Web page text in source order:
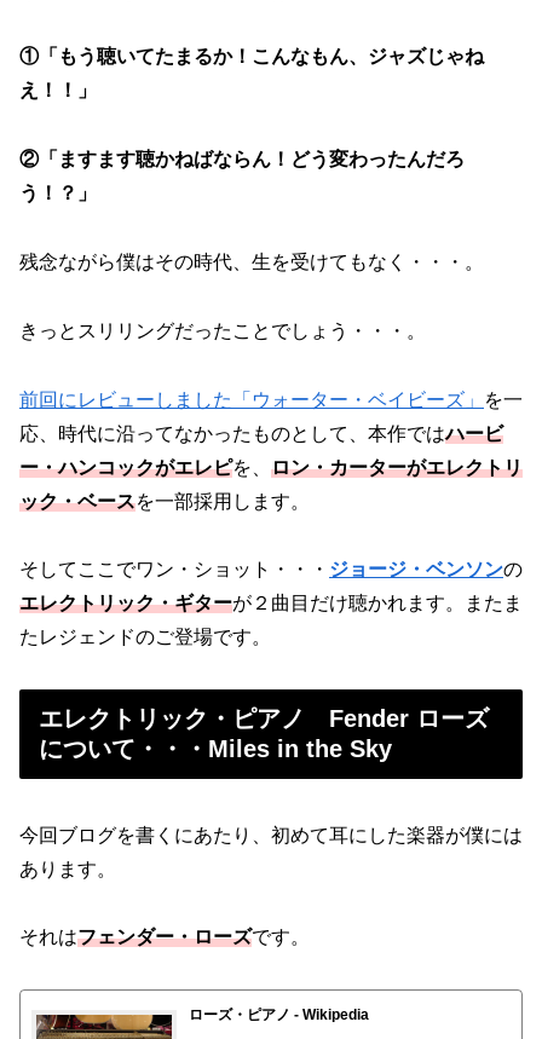
①「もう聴いてたまるか！こんなもん、ジャズじゃね
え！！」
②「ますます聴かねばならん！どう変わったんだろ
う！？」
残念ながら僕はその時代、生を受けてもなく・・・。
きっとスリリングだったことでしょう・・・。
前回にレビューしました「ウォーター・ベイビーズ」
を一
応、時代に沿ってなかったものとして、本作ではハービ
ー・ハンコックがエレピを、 ロン・カーターがエレクトリ
ック・ベースを一部採用します。
そしてここでワン・ショット・・・ ジョージ・ベンソンの
エレクトリック・ギターが２曲目だけ聴かれます。またま
たレジェンドのご登場です。
エレクトリック・ピアノ Fender ローズ
について・・・Miles in the Sky
今回ブログを書くにあたり、初めて耳にした楽器が僕には
あります。
それはフェンダー・ローズです。
ローズ・ピアノ - Wikipedia